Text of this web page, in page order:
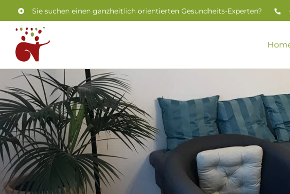
Zum
Inhalt
springen
Sie suchen einen ganzheitlich orientierten Gesundheits-Experten?